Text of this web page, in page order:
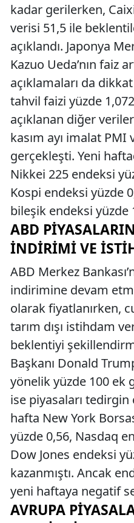
kadar gerilerken,
verisi 51,5 ile
açıklandı. Japonya
Kazuo Ueda’nın faiz
açıklamaları da
tahvil faizi yüzde
açıklanan diğer
kasım ayı imalat
gerçekleşti. Yeni
Nikkei 225 endeksi
Kospi endeksi yüzde
bileşik endeksi yüzde
ABD
İNDIRIMI VE
ABD Merkez
indirimine devam
olarak fiyatlanırken,
tarım dışı istihdam
beklentiyi
Başkanı Donald
yönelik yüzde 100 ek
ise piyasaları
hafta New York
yüzde 0,56, Nasdaq
Dow Jones endeksi
kazanmıştı. Ancak
yeni haftaya negatif
AVRUPA